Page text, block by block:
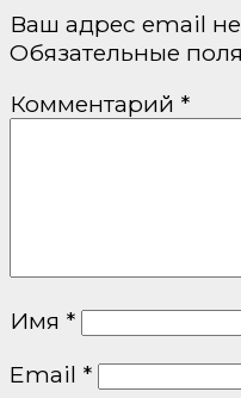
Ваш адрес email
Обязательные
Комментарий *
Имя *
Email *